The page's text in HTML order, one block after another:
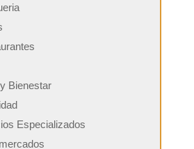
Bienestar
Especializados